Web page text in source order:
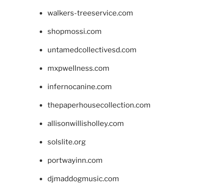
walkers-treeservice.com
shopmossi.com
untamedcollectivesd.com
mxpwellness.com
infernocanine.com
thepaperhousecollection.com
allisonwillisholley.com
solslite.org
portwayinn.com
djmaddogmusic.com